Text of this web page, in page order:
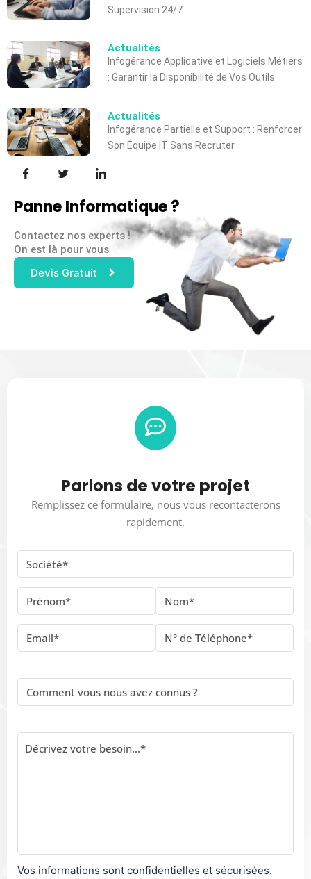
Supervision 24/7
Actualités
Infogérance Applicative et Logiciels Métiers
: Garantir la Disponibilité de Vos Outils
Actualités
Infogérance Partielle et Support : Renforcer
Son Équipe IT Sans Recruter
Panne Informatique ?
Contactez nos experts !
On est là pour vous
Devis Gratuit
Parlons de votre projet
Remplissez ce formulaire, nous vous recontacterons
rapidement.
Vos informations sont confidentielles et sécurisées.